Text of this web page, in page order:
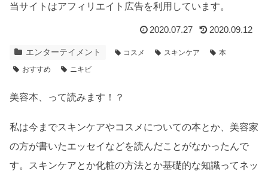
当サイトはアフィリエイト広告を利用しています。
2020.07.27 2020.09.12
エンターテイメント コスメ スキンケア
本
おすすめ
ニキビ
美容本、って読みます！？
私は今までスキンケアやコスメについての本とか、美容家
の方が書いたエッセイなどを読んだことがなかったんで
す。スキンケアとか化粧の方法とか基礎的な知識ってネッ